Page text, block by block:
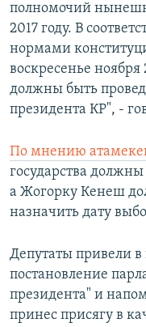
полномочий
2017 году. В
нормами
воскресенье ноября
должны быть
президента КР", -
По мнению
государства должны
а Жогорку Кенеш
назначить дату
Депутаты привели в
постановление
президента" и
принес присягу в